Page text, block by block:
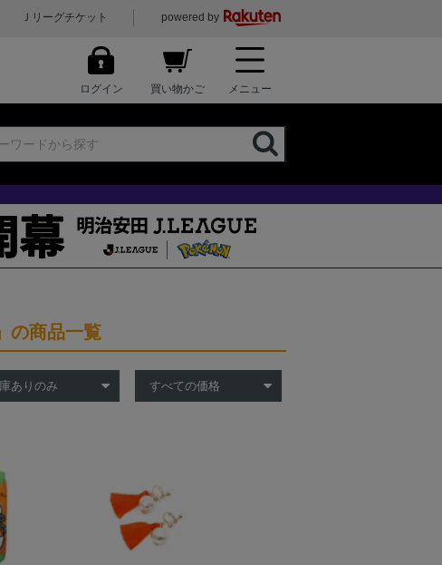
Ｊリーグチケット powered by
ログイン 買い物かご メニュー
の商品一覧